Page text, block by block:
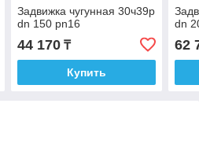
Задвижка чугунная 30ч39р
dn 150 pn16
44 170₸
Купить
dn
62